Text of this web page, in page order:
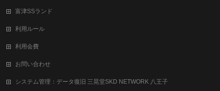
富津SSランド
利用ルール
利用会費
お問い合わせ
システム管理：データ復旧 三晃堂SKD NETWORK 八王子